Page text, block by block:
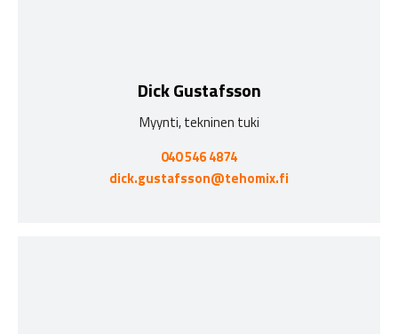
Dick Gustafsson
Myynti, tekninen tuki
040 546 4874
dick.gustafsson@tehomix.fi